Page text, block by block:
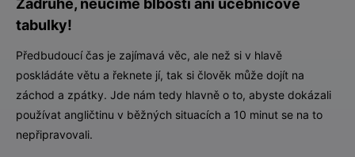
Zadruhé, neučíme blbosti ani učebnicové
tabulky!
Předbudoucí čas je zajímavá věc, ale než si v hlavě
poskládáte větu a řeknete jí, tak si člověk může dojít na
záchod a zpátky. Jde nám tedy hlavně o to, abyste dokázali
používat angličtinu v běžných situacích a 10 minut se na to
nepřipravovali.